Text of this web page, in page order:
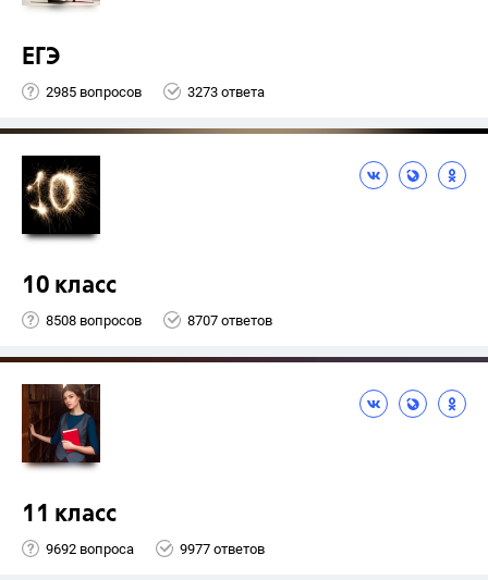
ЕГЭ
2985 вопросов 3273 ответа
10 класс
8508 вопросов 8707 ответов
11 класс
9692 вопроса 9977 ответов